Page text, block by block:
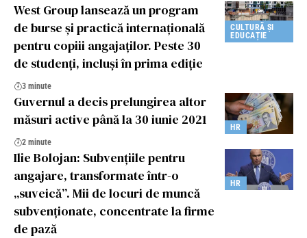
CULTURĂ ȘI
EDUCAȚIE
West Group lansează un program
de burse și practică internațională
pentru copiii angajaților. Peste 30
de studenți, incluși în prima ediție
3 minute
HR
Guvernul a decis prelungirea altor
măsuri active până la 30 iunie 2021
2 minute
HR
Ilie Bolojan: Subvențiile pentru
angajare, transformate într-o
„suveică”. Mii de locuri de muncă
subvenționate, concentrate la firme
de pază